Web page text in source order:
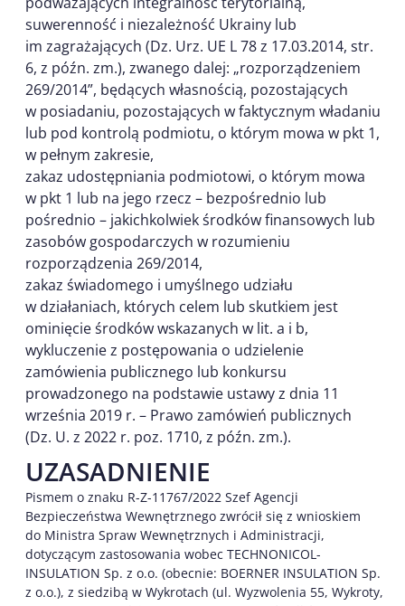
suwerenność i niezależność Ukrainy lub
im zagrażających (Dz. Urz. UE L 78 z 17.03.2014, str.
6, z późn. zm.), zwanego dalej: „rozporządzeniem
269/2014”, będących własnością, pozostających
w posiadaniu, pozostających w faktycznym władaniu
lub pod kontrolą podmiotu, o którym mowa w pkt 1,
w pełnym zakresie,
zakaz udostępniania podmiotowi, o którym mowa
w pkt 1 lub na jego rzecz – bezpośrednio lub
pośrednio – jakichkolwiek środków finansowych lub
zasobów gospodarczych w rozumieniu
rozporządzenia 269/2014,
zakaz świadomego i umyślnego udziału
w działaniach, których celem lub skutkiem jest
ominięcie środków wskazanych w lit. a i b,
wykluczenie z postępowania o udzielenie
zamówienia publicznego lub konkursu
prowadzonego na podstawie ustawy z dnia 11
września 2019 r. – Prawo zamówień publicznych
(Dz. U. z 2022 r. poz. 1710, z późn. zm.).
UZASADNIENIE
Pismem o znaku R-Z-11767/2022 Szef Agencji
Bezpieczeństwa Wewnętrznego zwrócił się z wnioskiem
do Ministra Spraw Wewnętrznych i Administracji,
dotyczącym zastosowania wobec TECHNONICOL-
INSULATION Sp. z o.o. (obecnie: BOERNER INSULATION Sp.
z o.o.), z siedzibą w Wykrotach (ul. Wyzwolenia 55, Wykroty,